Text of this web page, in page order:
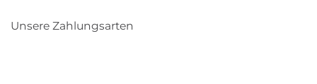
Unsere Zahlungsarten